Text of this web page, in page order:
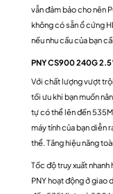
vẫn đảm bảo cho nên
không có sẵn ổ cứng
nếu nhu cầu của bạn
PNY CS900 240G
Với chất lượng vượt
tối ưu khi bạn muốn
tự có thể lên đến
máy tính của bạn diễn
thể. Tăng hiệu năng
Tốc độ truy xuất
PNY hoạt động ở giao